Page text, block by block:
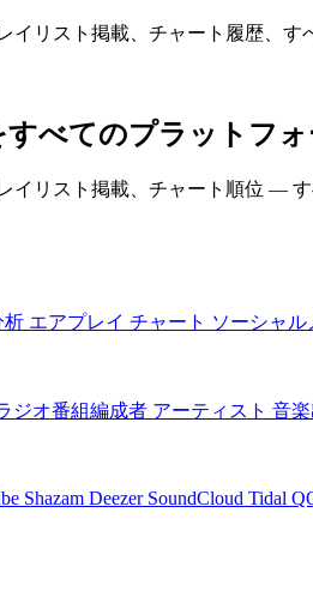
リスト掲載、チャート履歴、す
べてのプラットフ
イリスト掲載、チャート順位 —
析 エアプレイ チャート ソーシャル
ジオ番組編成者 アーティスト 音
Shazam Deezer SoundCloud Tidal